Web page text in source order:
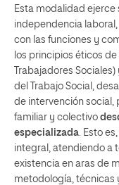
Esta modalidad
independencia
con las funciones y
los principios éticos
Trabajadores
del Trabajo Social,
de intervención social,
familiar y colectivo
especializada . Esto
integral, atendiendo a
existencia en aras de
metodología, técnicas